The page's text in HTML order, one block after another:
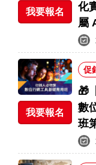
化
屬
我要報名
促
🎁
數
班
我要報名